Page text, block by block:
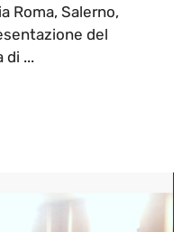
Roma, Salerno,
del
di ...